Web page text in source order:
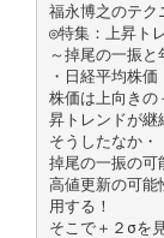
福永博之のテク
◎特集：上昇ト
～掉尾の一振と
・日経平均株
株価は上向きの
昇トレンドが継
そうしたなか・
掉尾の一振の可
高値更新の可能
用する！
そこで＋２σを